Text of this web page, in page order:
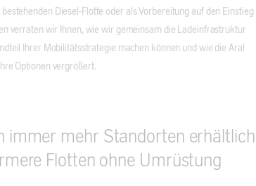
bestehenden Diesel-Flotte oder als Vorbereitung auf den Einstieg
verraten wir Ihnen, wie wir gemeinsam die Ladeinfrastruktur
Ihrer Mobilitätsstrategie machen können und wie die Aral
Optionen vergrößert.
immer mehr Standorten erhältlich
Flotten ohne Umrüstung